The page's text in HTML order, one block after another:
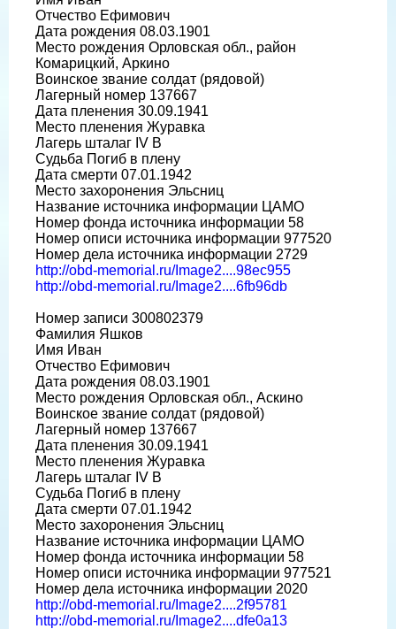
Отчество Ефимович
Дата рождения 08.03.1901
Место рождения Орловская обл., район
Комарицкий, Аркино
Воинское звание солдат (рядовой)
Лагерный номер 137667
Дата пленения 30.09.1941
Место пленения Журавка
Лагерь шталаг IV B
Судьба Погиб в плену
Дата смерти 07.01.1942
Место захоронения Эльсниц
Название источника информации ЦАМО
Номер фонда источника информации 58
Номер описи источника информации 977520
Номер дела источника информации 2729
http://obd-memorial.ru/Image2....98ec955
http://obd-memorial.ru/Image2....6fb96db
Номер записи 300802379
Фамилия Яшков
Имя Иван
Отчество Ефимович
Дата рождения 08.03.1901
Место рождения Орловская обл., Аскино
Воинское звание солдат (рядовой)
Лагерный номер 137667
Дата пленения 30.09.1941
Место пленения Журавка
Лагерь шталаг IV B
Судьба Погиб в плену
Дата смерти 07.01.1942
Место захоронения Эльсниц
Название источника информации ЦАМО
Номер фонда источника информации 58
Номер описи источника информации 977521
Номер дела источника информации 2020
http://obd-memorial.ru/Image2....2f95781
http://obd-memorial.ru/Image2....dfe0a13